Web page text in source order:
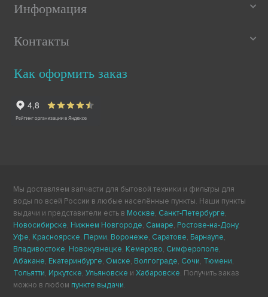
Информация
Контакты
Как оформить заказ
Мы доставляем запчасти для бытовой техники и фильтры для
воды по всей России в любые населённые пункты. Наши пункты
выдачи и представители есть в Москве, Санкт-Петербурге,
Новосибирске, Нижнем Новгороде, Самаре, Ростове-на-Дону,
Уфе, Красноярске, Перми, Воронеже, Саратове, Барнауле,
Владивостоке, Новокузнецке, Кемерово, Симферополе,
Абакане, Екатеринбурге, Омске, Волгограде, Сочи, Тюмени,
Тольятти, Иркутске,Ульяновске иХабаровске. Получить заказ
можно в любом пункте выдачи.